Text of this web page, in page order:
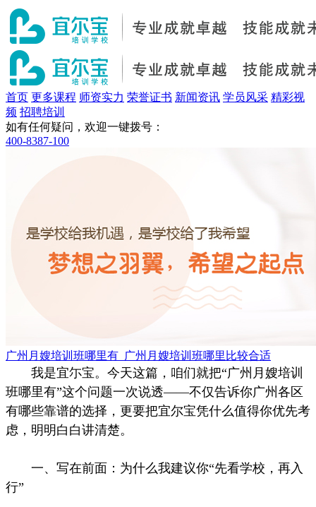
首页 更多课程 师资实力 荣誉证书 新闻资讯 学员风采 精彩视
频 招聘培训
如有任何疑问，欢迎一键拨号：
400-8387-100
广州月嫂培训班哪里有_广州月嫂培训班哪里比较合适
我是宜尓宝。今天这篇，咱们就把“广州月嫂培训
班哪里有”这个问题一次说透——不仅告诉你广州各区
有哪些靠谱的选择，更要把宜尔宝凭什么值得你优先考
虑，明明白白讲清楚。
一、写在前面：为什么我建议你“先看学校，再入
行”